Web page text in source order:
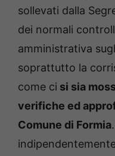
sollevati dalla
dei normali
amministrativa
soprattutto la
come ci si sia
verifiche ed
Comune di Formia